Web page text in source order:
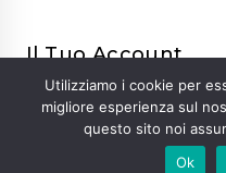
Il Tuo Account
© 2024
Utilizziamo i cookie per
migliore esperienza sul
questo sito noi
Ok